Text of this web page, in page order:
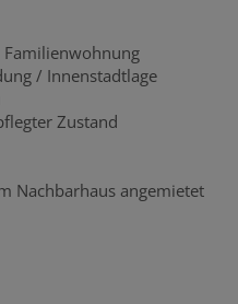
Familienwohnung
/ Innenstadtlage
Zustand
Nachbarhaus angemietet